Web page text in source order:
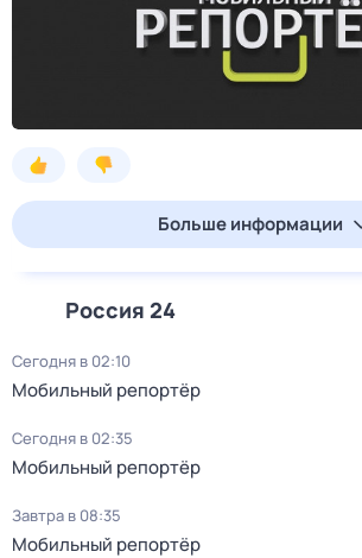
Больше информации
Россия 24
Сегодня в 02:10
Мобильный репортёр
Сегодня в 02:35
Мобильный репортёр
Завтра в 08:35
Мобильный репортёр